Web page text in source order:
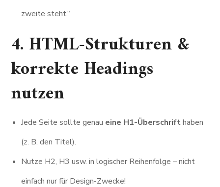
zweite steht.“
4. HTML-Strukturen &
korrekte Headings
nutzen
Jede Seite sollte genau eine H1-Überschrifthaben
(z. B. den Titel).
Nutze H2, H3 usw. in logischer Reihenfolge – nicht
einfach nur für Design-Zwecke!